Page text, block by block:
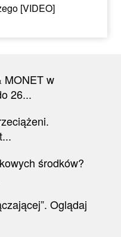
[VIDEO]
MONET w
26...
środków?
Oglądaj